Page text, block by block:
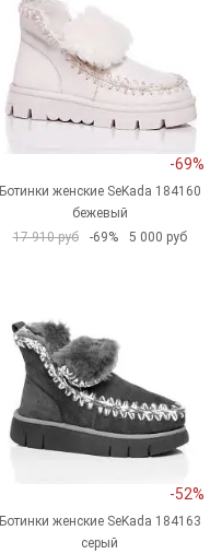
-69%
Ботинки женские SeKada 184160
бежевый
17 910 руб
-69% 5 000 руб
-52%
Ботинки женские SeKada 184163
серый